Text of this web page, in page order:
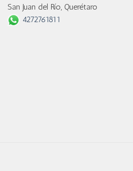
San Juan del Río, Querétaro
4272761811